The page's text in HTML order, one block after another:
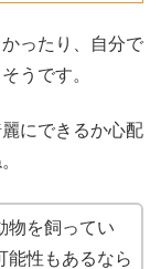
ったり、自分で
うです。
にできるか心配
物を飼ってい
能性もあるなら